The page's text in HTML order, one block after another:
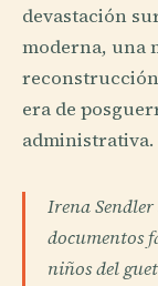
devastación
moderna, una
era de
administrativa.
Irena
documentos
niños del